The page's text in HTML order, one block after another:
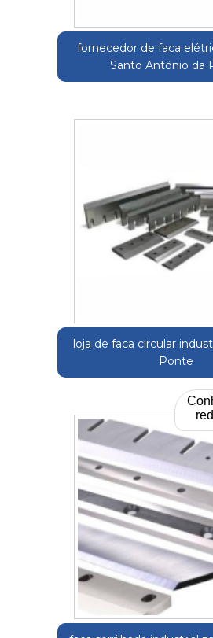
fornecedor de faca
Santo Antônio da
loja de faca circular
Ponte